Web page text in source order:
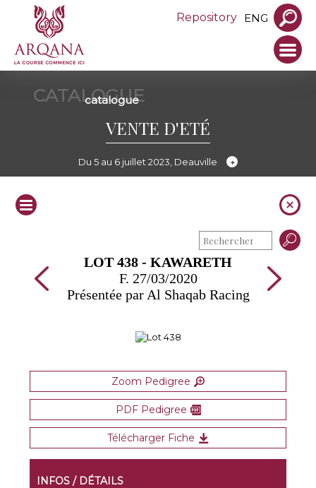
Repository ENG
CATALOGUE
catalogue
VENTE D'ETÉ
Du 5 au 6 juillet 2023, Deauville
LOT 438 - KAWARETH
F. 27/03/2020
Présentée par Al Shaqab Racing
Zoom Pedigree
PDF Pedigree
Télécharger Fiche
INFOS / DÉTAILS